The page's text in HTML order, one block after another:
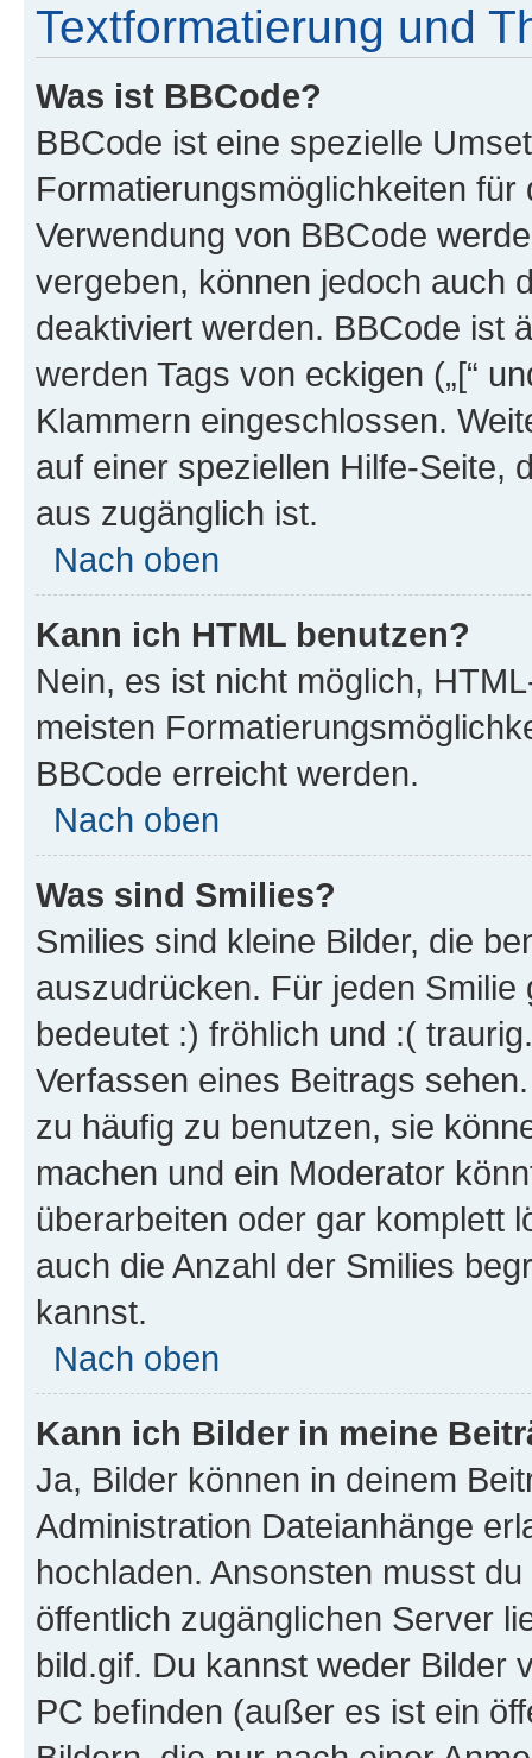
Textformatierung und
Was ist BBCode?
BBCode ist eine spezielle
Formatierungsmöglichkeiten
Verwendung von BBCode
vergeben, können jedoch auch
deaktiviert werden. BBCode ist
werden Tags von eckigen („[“
Klammern eingeschlossen.
auf einer speziellen Hilfe-Seite,
aus zugänglich ist.
Nach oben
Kann ich HTML benutzen?
Nein, es ist nicht möglich,
meisten
BBCode erreicht werden.
Nach oben
Was sind Smilies?
Smilies sind kleine Bilder, die
auszudrücken. Für jeden
bedeutet :) fröhlich und :(
Verfassen eines Beitrags
zu häufig zu benutzen, sie
machen und ein Moderator
überarbeiten oder gar komplett
auch die Anzahl der Smilies
kannst.
Nach oben
Kann ich Bilder in meine
Ja, Bilder können in deinem
Administration Dateianhänge
hochladen. Ansonsten musst
öffentlich zugänglichen Server
bild.gif. Du kannst weder Bilder
PC befinden (außer es ist ein